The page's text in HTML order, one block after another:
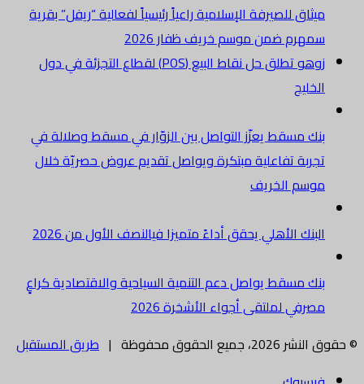
ميثاق للصيرفة الإسلامية راعياً رئيسياً لفعالية “ريفل” بقرية
سمهرم ضمن موسم خريف ظفار 2026
زوهو تطلق حل نقاط البيع (POS) لقطاع التجزئة في دول
الخليج
بنك مسقط يعزّز التواصل بين الزوّار في مسقط وصلالة في
تجربة تفاعلية مبتكرة ويواصل تقديم عروض حصريّة خلال
موسم الخريف
البنك الأهلي يحقق أداءً متميزا فيالنصف الأول من 2026
بنك مسقط يواصل دعم التنمية السياحية والاقتصادية كراعٍ
مصرفي لملتقى أجواء الأشخرة 2026
© حقوق النشر 2026، جميع الحقوق محفوظة |
طريق المستقبل